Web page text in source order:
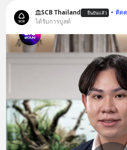
SCB Thailand ยืนยันแล้ว • ติด
ได้รับการบูสต์